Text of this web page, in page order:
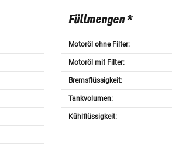
Füllmengen *
Motoröl ohne Filter:
Motoröl mit Filter:
Bremsflüssigkeit:
Tankvolumen:
Kühlflüssigkeit: